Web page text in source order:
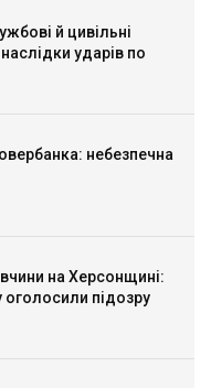
й цивільні
ударів по
небезпечна
на Херсонщині:
оголосили підозру